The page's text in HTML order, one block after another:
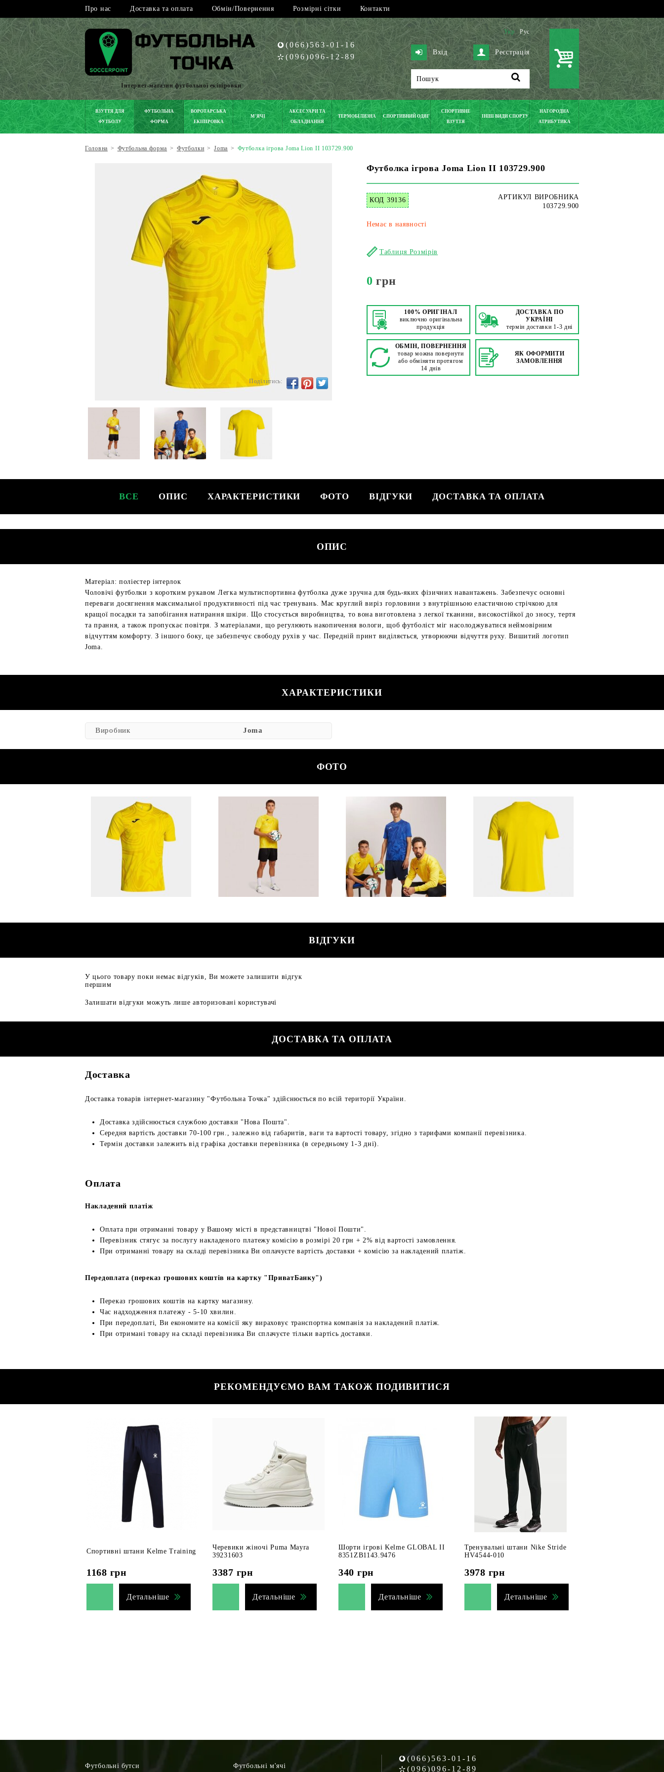
Про нас Доставка та оплата Обмін/Повернення Розмірні сітки Контакти
Інтернет-магазин футбольної екіпіровки
(066)563-01-16
(096)096-12-89
Укр Рус
Вхід Реєстрація
ВЗУТТЯ ДЛЯ
ФУТБОЛУ
ФУТБОЛЬНА
ФОРМА
ВОРОТАРСЬКА
ЕКІПІРОВКА
М'ЯЧІ
АКСЕСУАРИ ТА
ОБЛАДНАННЯ
ТЕРМОБІЛИЗНА СПОРТИВНИЙ ОДЯГ
СПОРТИВНЕ
ВЗУТТЯ
ІНШІ ВИДИ СПОРТУ
НАГОРОДНА
АТРИБУТИКА
Головна > Футбольна форма > Футболки > Joma > Футболка ігрова Joma Lion II 103729.900
Футболка ігрова Joma Lion II 103729.900
КОД 39136
АРТИКУЛ ВИРОБНИКА
103729.900
Поділитись:
Немає в наявності
Таблиця Розмірів
0 грн
100% ОРИГІНАЛ
виключно оригінальна
продукція
ДОСТАВКА ПО
УКРАЇНІ
термін доставки 1-3 дні
ОБМІН, ПОВЕРНЕННЯ
товар можна повернути
або обміняти протягом
14 днів
ЯК ОФОРМИТИ
ЗАМОВЛЕННЯ
ВСЕ ОПИС ХАРАКТЕРИСТИКИ ФОТО ВІДГУКИ ДОСТАВКА ТА ОПЛАТА
ОПИС
Матеріал: поліестер інтерлок
Чоловічі футболки з коротким рукавом Легка мультиспортивна футболка дуже зручна для будь-яких фізичних навантажень. Забезпечує основні
переваги досягнення максимальної продуктивності під час тренувань. Має круглий виріз горловини з внутрішньою еластичною стрічкою для
кращої посадки та запобігання натирання шкіри. Що стосується виробництва, то вона виготовлена з легкої тканини, високостійкої до зносу, тертя
та прання, а також пропускає повітря. З матеріалами, що регулюють накопичення вологи, щоб футболіст міг насолоджуватися неймовірним
відчуттям комфорту. З іншого боку, це забезпечує свободу рухів у час. Передній принт виділяється, утворюючи відчуття руху. Вишитий логотип
Joma.
ХАРАКТЕРИСТИКИ
Виробник Joma
ФОТО
ВІДГУКИ
У цього товару поки немає відгуків, Ви можете залишити відгук
першим
Залишати відгуки можуть лише авторизовані користувачі
ДОСТАВКА ТА ОПЛАТА
Доставка
Доставка товарів інтернет-магазину "Футбольна Точка" здійснюється по всій території України.
Доставка здійснюється службою доставки "Нова Пошта".
Середня вартість доставки 70-100 грн., залежно від габаритів, ваги та вартості товару, згідно з тарифами компанії перевізника.
Термін доставки залежить від графіка доставки перевізника (в середньому 1-3 дні).
Оплата
Накладений платіж
Оплата при отриманні товару у Вашому місті в представництві "Нової Пошти".
Перевізник стягує за послугу накладеного платежу комісію в розмірі 20 грн + 2% від вартості замовлення.
При отриманні товару на складі перевізника Ви оплачуєте вартість доставки + комісію за накладений платіж.
Передоплата (переказ грошових коштів на картку "ПриватБанку")
Переказ грошових коштів на картку магазину.
Час надходження платежу - 5-10 хвилин.
При передоплаті, Ви економите на комісії яку вираховує транспортна компанія за накладений платіж.
При отримані товару на складі перевізника Ви сплачуєте тільки вартісь доставки.
РЕКОМЕНДУЄМО ВАМ ТАКОЖ ПОДИВИТИСЯ
Спортивні штани Kelme Training
1168 грн
Детальніше
Черевики жіночі Puma Mayra
39231603
3387 грн
Детальніше
Шорти ігрові Kelme GLOBAL II
8351ZB1143.9476
340 грн
Детальніше
Тренувальні штани Nike Stride
HV4544-010
3978 грн
Детальніше
Футбольні бутси Футбольні м'ячі
(066)563-01-16
(096)096-12-89